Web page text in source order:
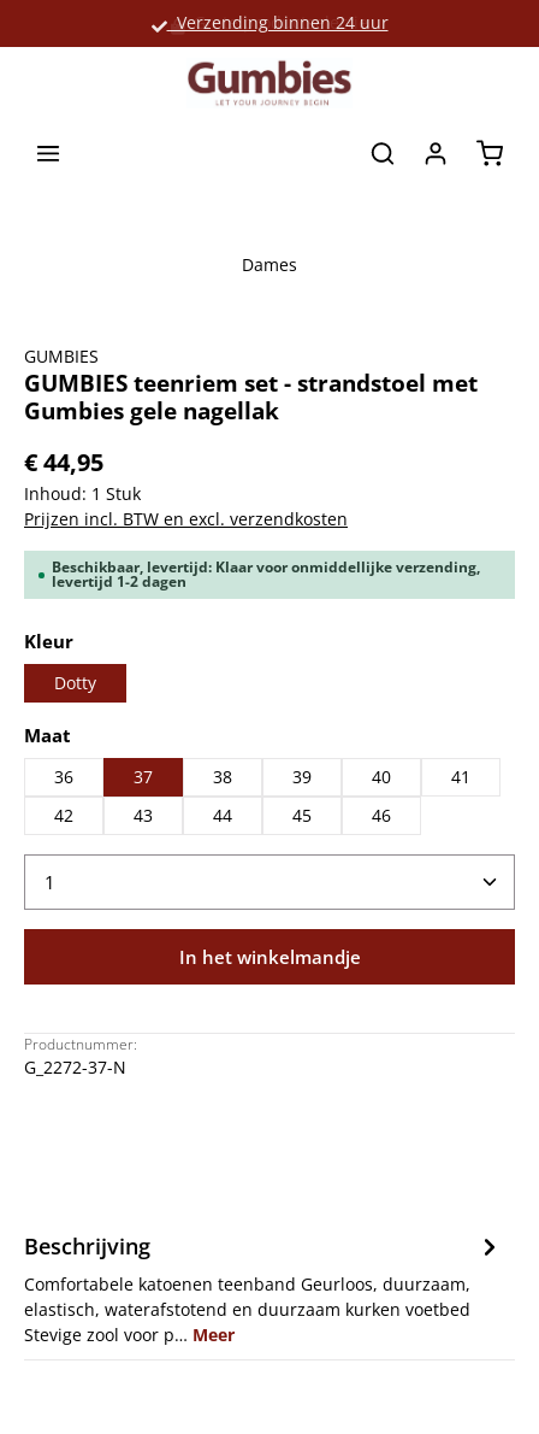
Verzending binnen 24 uur
Grote productselectie
Dames
GUMBIES
GUMBIES teenriem set - strandstoel met
Gumbies gele nagellak
€ 44,95
Inhoud: 1 Stuk
Prijzen incl. BTW en excl. verzendkosten
Beschikbaar, levertijd: Klaar voor onmiddellijke verzending,
levertijd 1-2 dagen
Selecteer
Kleur
Dotty
Selecteer
Maat
36 37 38 39 40
41
42
43 44 45 46
Producthoeveelheid: Voer de gewenste
In het winkelmandje
Productnummer:
G_2272-37-N
Beschrijving
Comfortabele katoenen teenband Geurloos, duurzaam,
elastisch, waterafstotend en duurzaam kurken voetbed
Stevige zool voor p… Meer